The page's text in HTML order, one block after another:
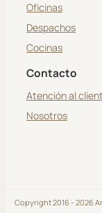
Oficinas
Despachos
Cocinas
Contacto
Atención al
Nosotros
Copyright 2016 - 2026